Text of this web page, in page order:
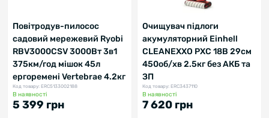
Повітродув-пилосос
садовий мережевий Ryobi
RBV3000CSV 3000Вт 3в1
375км/год мішок 45л
ергоремені Vertebrae 4.2кг
Код товару: ERC5133002188
В наявності
5 399 грн
Очищувач підлоги
акумуляторний Einhell
CLEANEXXO PXC 18В 29см
450об/хв 2.5кг без АКБ та
ЗП
Код товару: ERC3437110
В наявності
7 620 грн